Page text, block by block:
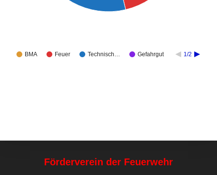
BMA Feuer Technisch… Gefahrgut 1/2
Förderverein der Feuerwehr